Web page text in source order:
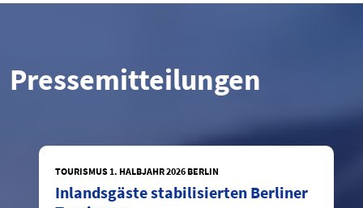
Pressemitteilungen
TOURISMUS 1. HALBJAHR 2026 BERLIN
Inlandsgäste stabilisierten Berliner